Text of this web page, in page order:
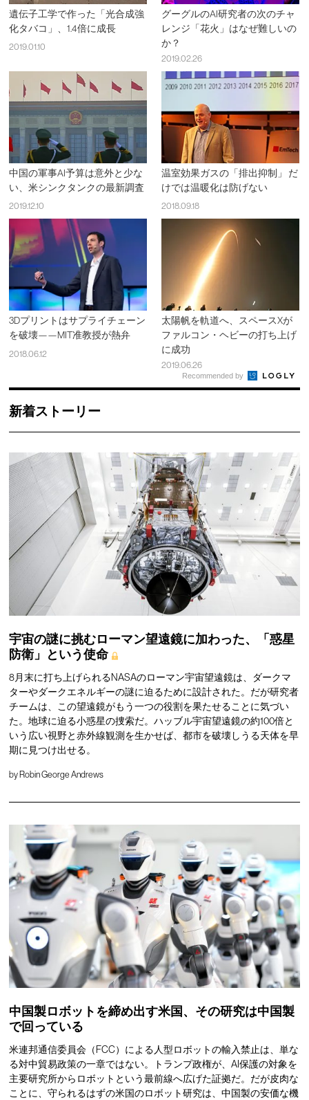
遺伝子工学で作った「光合成強
化タバコ」、1.4倍に成長
2019.01.10
グーグルのAI研究者の次のチャ
レンジ「花火」はなぜ難しいの
か？
2019.02.26
中国の軍事AI予算は意外と少な
い、米シンクタンクの最新調査
2019.12.10
温室効果ガスの「排出抑制」 だ
けでは温暖化は防げない
2018.09.18
3Dプリントはサプライチェーン
を破壊——MIT准教授が熱弁
2018.06.12
太陽帆を軌道へ、スペースXが
ファルコン・ヘビーの打ち上げ
に成功
2019.06.26
Recommended by
新着ストーリー
宇宙の謎に挑むローマン望遠鏡に加わった、「惑星
防衛」という使命
8月末に打ち上げられるNASAのローマン宇宙望遠鏡は、ダークマ
ターやダークエネルギーの謎に迫るために設計された。だが研究者
チームは、この望遠鏡がもう一つの役割を果たせることに気づい
た。地球に迫る小惑星の捜索だ。ハッブル宇宙望遠鏡の約100倍と
いう広い視野と赤外線観測を生かせば、都市を破壊しうる天体を早
期に見つけ出せる。
byRobin George Andrews
中国製ロボットを締め出す米国、その研究は中国製
で回っている
米連邦通信委員会（FCC）による人型ロボットの輸入禁止は、単な
る対中貿易政策の一章ではない。トランプ政権が、AI保護の対象を
主要研究所からロボットという最前線へ広げた証拠だ。だが皮肉な
ことに、守られるはずの米国のロボット研究は、中国製の安価な機